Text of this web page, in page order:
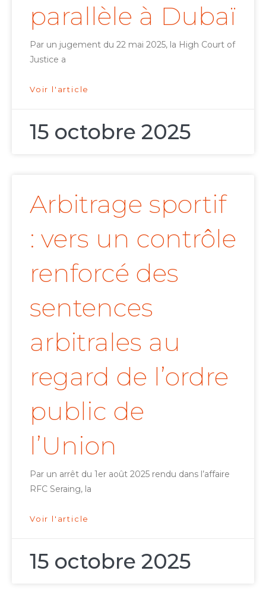
parallèle à Dubaï
Par un jugement du 22 mai 2025, la High Court of
Justice a
Voir l'article
15 octobre 2025
Arbitrage sportif
: vers un contrôle
renforcé des
sentences
arbitrales au
regard de l’ordre
public de
l’Union
Par un arrêt du 1er août 2025 rendu dans l’affaire
RFC Seraing, la
Voir l'article
15 octobre 2025